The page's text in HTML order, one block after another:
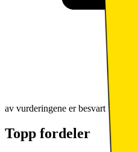
av vurderingene er besvart
Topp fordeler